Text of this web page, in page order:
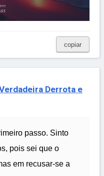
copiar
Derrota e
passo. Sinto
pois sei que o
em recusar-se a